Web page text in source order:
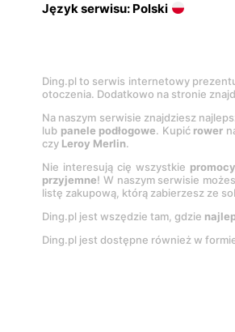
Język serwisu: Polski
Ding.pl to serwis internetowy
otoczenia. Dodatkowo na stronie
Na naszym serwisie znajdziesz
lub panele podłogowe. Kupić rower
czy Leroy Merlin.
Nie interesują cię wszystkie
przyjemne! W naszym serwisie
listę zakupową, którą zabierzesz ze
Ding.pl jest wszędzie tam, gdzie
Ding.pl jest dostępne również w